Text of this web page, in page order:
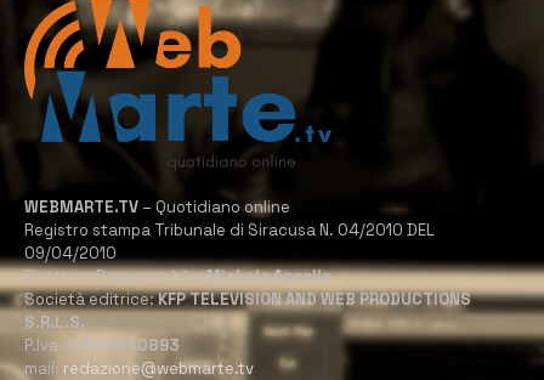
WEBMARTE.TV – Quotidiano online
Registro stampa Tribunale di Siracusa N. 04/2010 DEL
09/04/2010
Direttore Responsabile:Michele Accolla
Società editrice:KFP TELEVISION AND WEB PRODUCTIONS
S.R.L.S.
P.Iva: 02184950893
mail: redazione@webmarte.tv